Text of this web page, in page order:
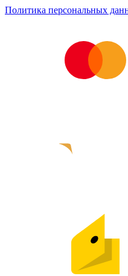
Политика персональных